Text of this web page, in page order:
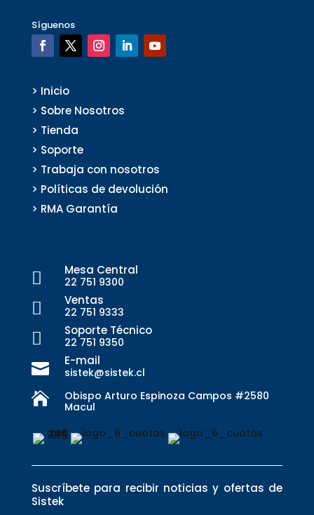
Síguenos
> Inicio
> Sobre Nosotros
> Tienda
> Soporte
> Trabaja con nosotros
> Políticas de devolución
> RMA Garantía
 Mesa Central
22 751 9300
 Ventas
22 751 9333
 Soporte Técnico
22 751 9350
 E-mail
sistek@sistek.cl

Obispo Arturo Espinoza Campos #2580
Macul
Suscríbete para recibir noticias y ofertas de
Sistek